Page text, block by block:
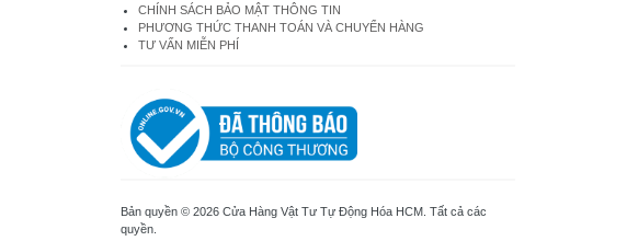
CHÍNH SÁCH BẢO MẬT THÔNG TIN
PHƯƠNG THỨC THANH TOÁN VÀ CHUYỂN HÀNG
TƯ VẤN MIỄN PHÍ
Bản quyền © 2026 Cửa Hàng Vật Tư Tự Động Hóa HCM. Tất cả các
quyền.